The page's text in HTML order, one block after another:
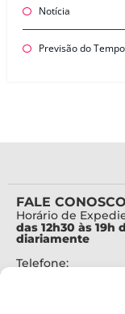
Notícia
Previsão do Tempo
FALE CONOSCO
Horário de
das 12h30 às 19h
diariamente
Telefone: